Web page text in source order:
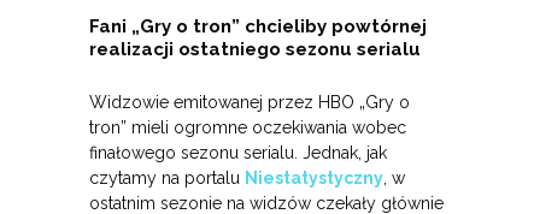
Fani „Gry o tron” chcieliby powtórnej
realizacji ostatniego sezonu serialu
Widzowie emitowanej przez HBO „Gry o
tron” mieli ogromne oczekiwania wobec
finałowego sezonu serialu. Jednak, jak
czytamy na portalu Niestatystyczny , w
ostatnim sezonie na widzów czekały głównie